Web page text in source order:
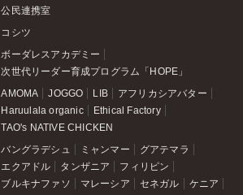
公民連携室
コシツ
ボーダレスアカデミー
次世代リーダー育成プログラム「HOPE」
AMOMA JOGGO LIB
アフリカシアバター
Haruulala organic
Ethical Factory
TAO's NATIVE CHICKEN
バングラデシュ ミャンマー
グアテマラ
エクアドル
タンザニア
フィリピン
ブルキナファソ
マレーシア セネガル ケニア